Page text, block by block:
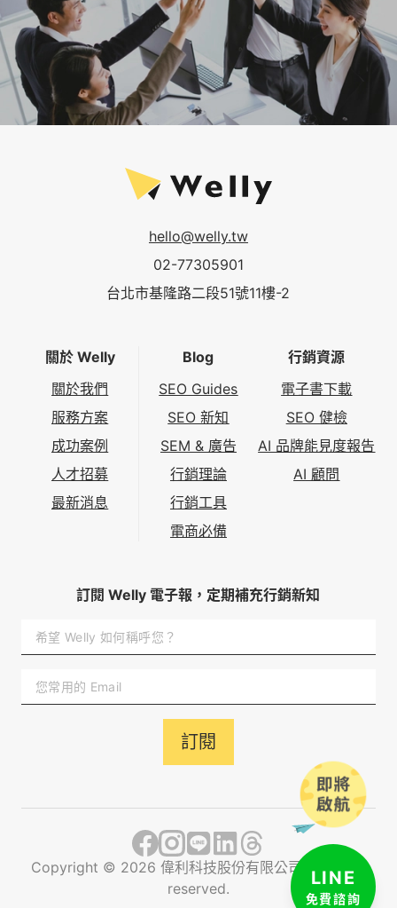
LINE
免費諮詢
hello@welly.tw
02-77305901
台北市基隆路二段51號11樓-2
關於 Welly
關於我們
服務方案
成功案例
人才招募
最新消息
Blog
SEO Guides
SEO 新知
SEM & 廣告
行銷理論
行銷工具
電商必備
行銷資源
電子書下載
SEO 健檢
AI 品牌能見度報告
AI 顧問
訂閱 Welly 電子報，定期補充行銷新知
訂閱
Copyright © 2026 偉利科技股份有限公司 All rights
reserved.